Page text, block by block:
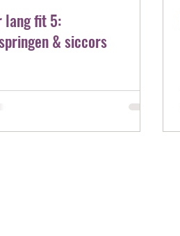
lang fit 5:
& siccors